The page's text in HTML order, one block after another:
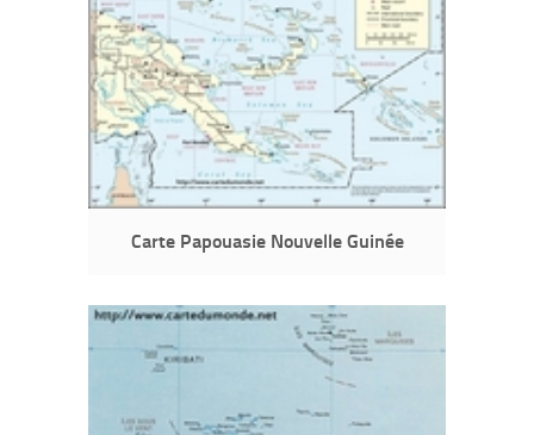
Carte Papouasie Nouvelle Guinée